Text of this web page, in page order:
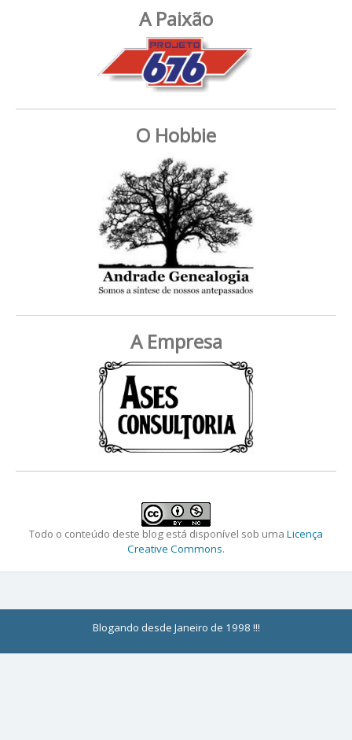
A Paixão
O Hobbie
A Empresa
Todo o conteúdo deste blog está disponível sob uma Licença
Creative Commons.
Blogando desde Janeiro de 1998 !!!